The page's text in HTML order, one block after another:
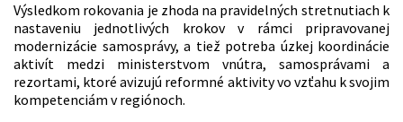
Výsledkom rokovania je zhoda na pravidelných stretnutiach k
nastaveniu jednotlivých krokov v rámci pripravovanej
modernizácie samosprávy, a tiež potreba úzkej koordinácie
aktivít medzi ministerstvom vnútra, samosprávami a
rezortami, ktoré avizujú reformné aktivity vo vzťahu k svojim
kompetenciám v regiónoch.